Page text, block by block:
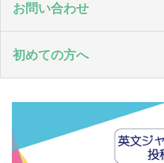
お問い合わせ
初めての方へ